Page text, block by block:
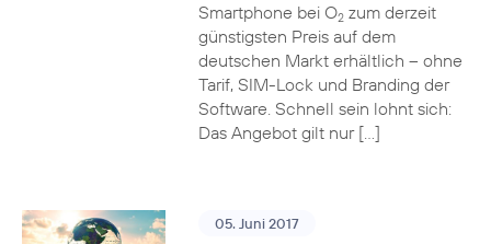
Smartphone bei O2zum derzeit
günstigsten Preis auf dem
deutschen Markt erhältlich – ohne
Tarif, SIM-Lock und Branding der
Software. Schnell sein lohnt sich:
Das Angebot gilt nur […]
05. Juni 2017